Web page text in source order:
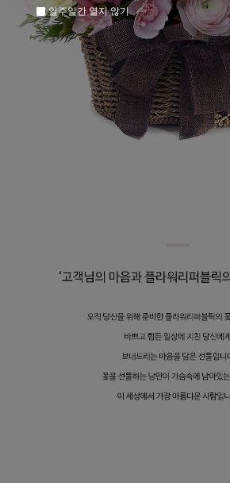
일주일간 열지 않기